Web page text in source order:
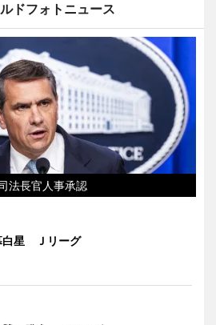
ドフォトニュース
法長官人事承認
白星 Ｊリーグ